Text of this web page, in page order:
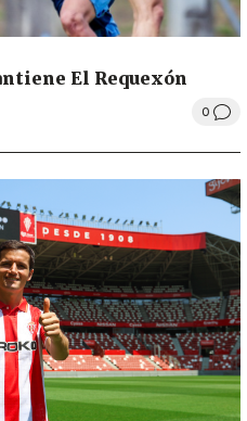
El Requexón
0